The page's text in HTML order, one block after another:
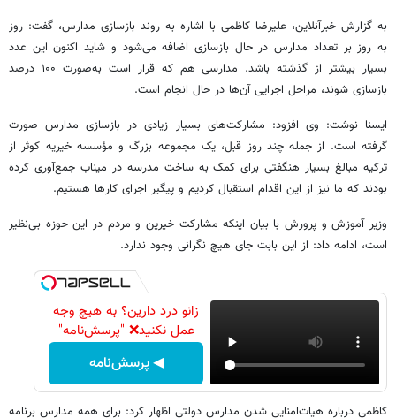
به گزارش خبرآنلاین، علیرضا کاظمی با اشاره به روند بازسازی مدارس، گفت: روز
به روز بر تعداد مدارس در حال بازسازی اضافه می‌شود و شاید اکنون این عدد
بسیار بیشتر از گذشته باشد. مدارسی هم که قرار است به‌صورت ۱۰۰ درصد
بازسازی شوند، مراحل اجرایی آن‌ها در حال انجام است.
ایسنا نوشت: وی افزود: مشارکت‌های بسیار زیادی در بازسازی مدارس صورت
گرفته است. از جمله چند روز قبل، یک مجموعه بزرگ و مؤسسه خیریه کوثر از
ترکیه مبالغ بسیار هنگفتی برای کمک به ساخت مدرسه در میناب جمع‌آوری کرده
بودند که ما نیز از این اقدام استقبال کردیم و پیگیر اجرای کارها هستیم.
وزیر آموزش و پرورش با بیان اینکه مشارکت خیرین و مردم در این حوزه بی‌نظیر
است، ادامه داد: از این بابت جای هیچ نگرانی وجود ندارد.
زانو درد دارین؟ به هیچ وجه
عمل نکنید❌ "پرسش‌نامه"
◀ پرسش‌نامه
کاظمی درباره هیات‌امنایی شدن مدارس دولتی اظهار کرد: برای همه مدارس برنامه